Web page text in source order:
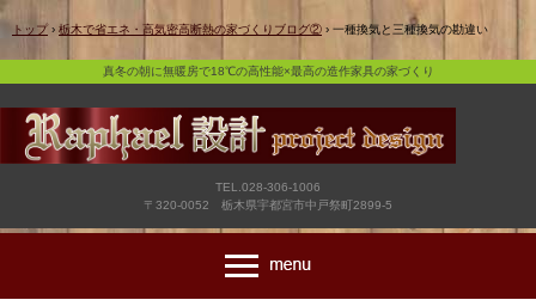
真冬の朝に無暖房で18℃の高性能×最高の造作家具の家づくり
トップ › 栃木で省エネ・高気密高断熱の家づくりブログ② › 一種換気と三種換気の勘違い
真冬の朝に無暖房で18℃の高性能×最高の造作家具の家づくり
TEL.028-306-1006
〒320-0052 栃木県宇都宮市中戸祭町2899-5